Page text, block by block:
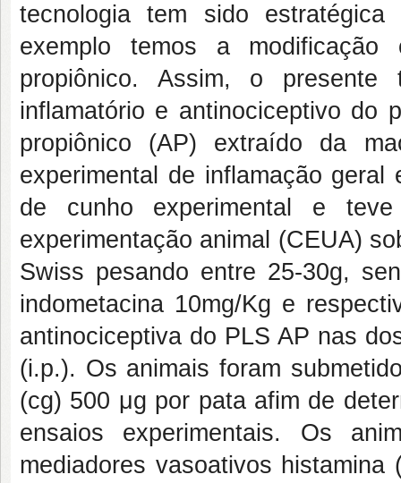
tecnologia tem sido
exemplo temos a
propiônico. Assim, o
inflamatório e antinociceptivo do
propiônico (AP) extraído da
experimental de inflamação
de cunho experimental e
experimentação animal (CEUA)
Swiss pesando entre 25-30g,
indometacina 10mg/Kg e
antinociceptiva do PLS AP nas
(i.p.). Os animais foram
(cg) 500 μg por pata afim de
ensaios experimentais. Os
mediadores vasoativos